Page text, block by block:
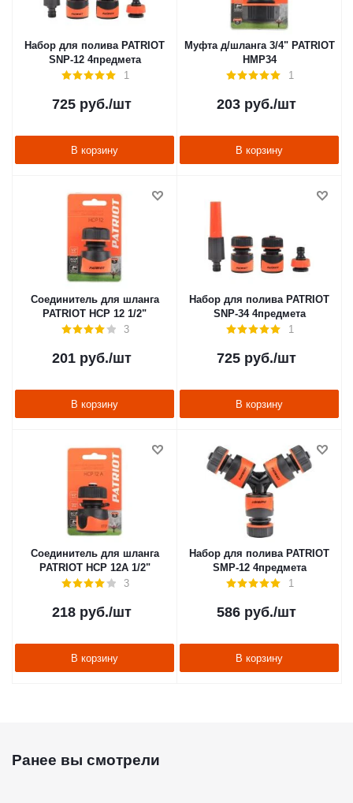
Набор для полива PATRIOT
SNP-12 4предмета
1
725 руб./шт
В корзину
Муфта д/шланга 3/4" PATRIOT
HMP34
1
203 руб./шт
В корзину
Соединитель для шланга
PATRIOT HCP 12 1/2"
3
201 руб./шт
В корзину
Набор для полива PATRIOT
SNP-34 4предмета
1
725 руб./шт
В корзину
Соединитель для шланга
PATRIOT HCP 12A 1/2"
3
218 руб./шт
В корзину
Набор для полива PATRIOT
SMP-12 4предмета
1
586 руб./шт
В корзину
Ранее вы смотрели